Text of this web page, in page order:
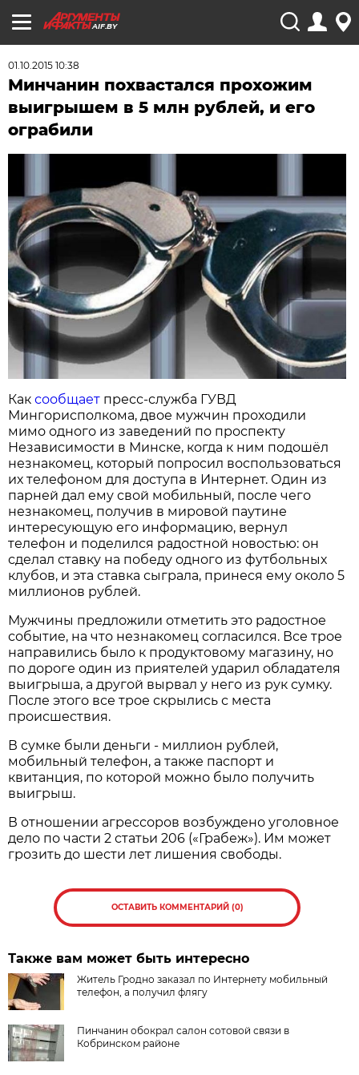
AIF.BY
01.10.2015 10:38
Минчанин похвастался прохожим
выигрышем в 5 млн рублей, и его
ограбили
Каксообщает пресс-служба ГУВД
Мингорисполкома, двое мужчин проходили
мимо одного из заведений по проспекту
Независимости в Минске, когда к ним подошёл
незнакомец, который попросил воспользоваться
их телефоном для доступа в Интернет. Один из
парней дал ему свой мобильный, после чего
незнакомец, получив в мировой паутине
интересующую его информацию, вернул
телефон и поделился радостной новостью: он
сделал ставку на победу одного из футбольных
клубов, и эта ставка сыграла, принеся ему около 5
миллионов рублей.
Мужчины предложили отметить это радостное
событие, на что незнакомец согласился. Все трое
направились было к продуктовому магазину, но
по дороге один из приятелей ударил обладателя
выигрыша, а другой вырвал у него из рук сумку.
После этого все трое скрылись с места
происшествия.
В сумке были деньги - миллион рублей,
мобильный телефон, а также паспорт и
квитанция, по которой можно было получить
выигрыш.
В отношении агрессоров возбуждено уголовное
дело по части 2 статьи 206 («Грабеж»). Им может
грозить до шести лет лишения свободы.
ОСТАВИТЬ КОММЕНТАРИЙ (0)
Также вам может быть интересно
Житель Гродно заказал по Интернету мобильный
телефон, а получил флягу
Пинчанин обокрал салон сотовой связи в
Кобринском районе